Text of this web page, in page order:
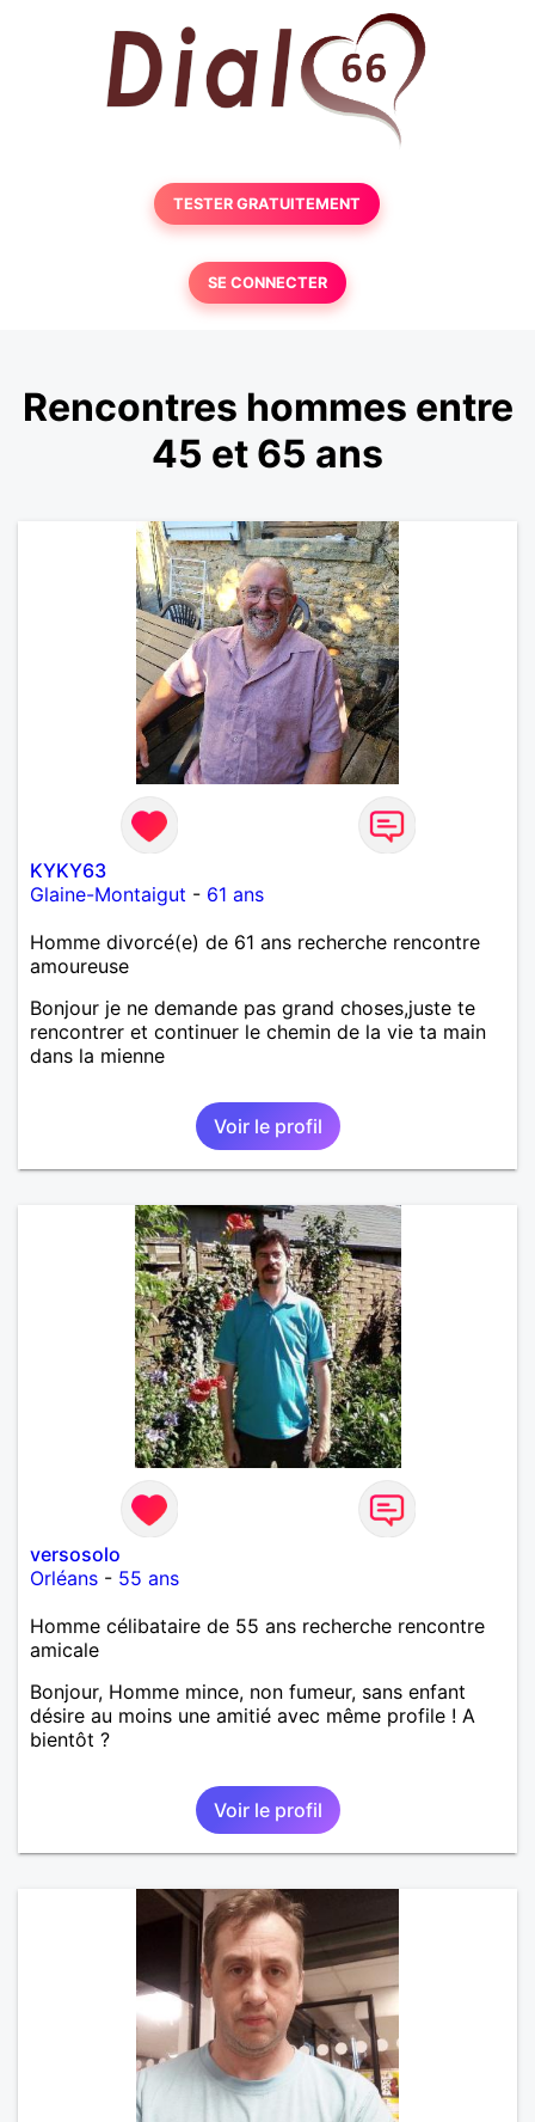
TESTER GRATUITEMENT
SE CONNECTER
Rencontres hommes entre
45 et 65 ans
KYKY63
Glaine-Montaigut - 61 ans
Homme divorcé(e) de 61 ans recherche rencontre
amoureuse
Bonjour je ne demande pas grand choses,juste te
rencontrer et continuer le chemin de la vie ta main
dans la mienne
Voir le profil
versosolo
Orléans - 55 ans
Homme célibataire de 55 ans recherche rencontre
amicale
Bonjour, Homme mince, non fumeur, sans enfant
désire au moins une amitié avec même profile ! A
bientôt ?
Voir le profil